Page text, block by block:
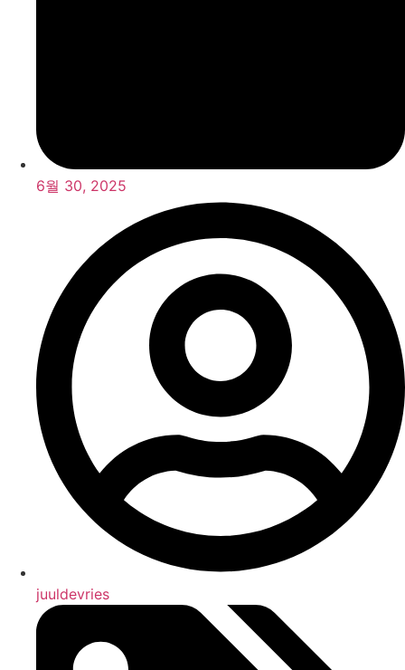
6월 30, 2025
juuldevries